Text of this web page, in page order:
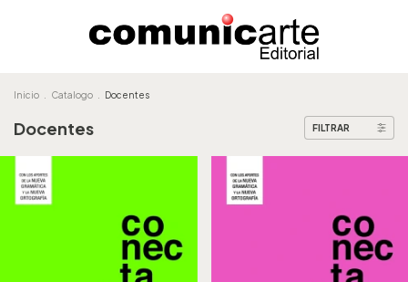
Inicio Catalogo Docentes
Docentes FILTRAR